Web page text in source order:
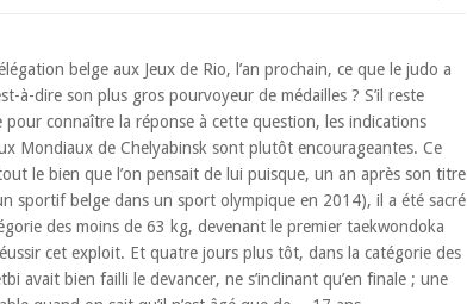
belge aux Jeux de Rio, l’an prochain, ce que le judo a
à-dire son plus gros pourvoyeur de médailles ? S’il reste
connaître la réponse à cette question, les indications
Mondiaux de Chelyabinsk sont plutôt encourageantes. Ce
le bien que l’on pensait de lui puisque, un an après son titre
sportif belge dans un sport olympique en 2014), il a été sacré
des moins de 63 kg, devenant le premier taekwondoka
cet exploit. Et quatre jours plus tôt, dans la catégorie des
avait bien failli le devancer, ne s’inclinant qu’en finale ; une